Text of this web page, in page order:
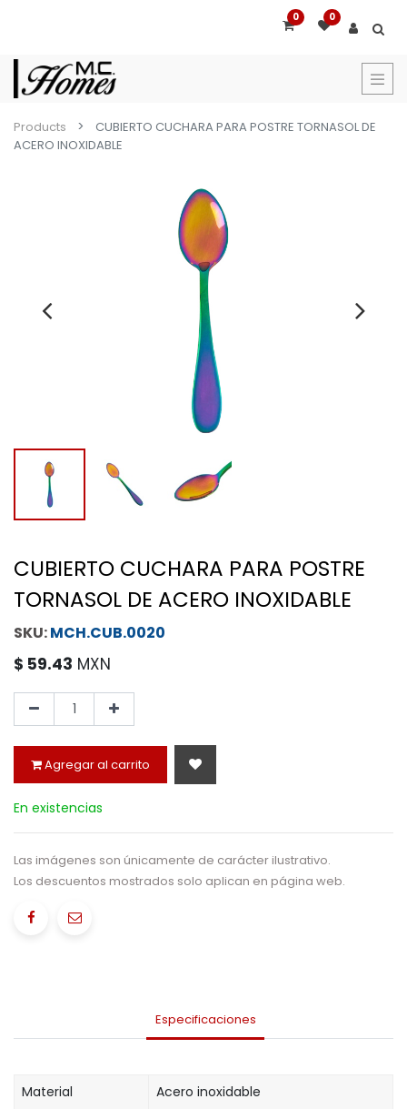
0 0
Products
CUBIERTO CUCHARA PARA POSTRE TORNASOL DE
ACERO INOXIDABLE
CUBIERTO CUCHARA PARA POSTRE
TORNASOL DE ACERO INOXIDABLE
MCH.CUB.0020
$ 59.43 MXN
Agregar al carrito
En existencias
Las imágenes son únicamente de carácter ilustrativo.
Los descuentos mostrados solo aplican en página web.
Especificaciones
Material
Acero inoxidable